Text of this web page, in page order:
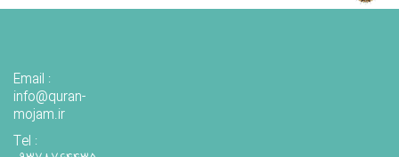
Email :
info@quran-
mojam.ir
Tel :